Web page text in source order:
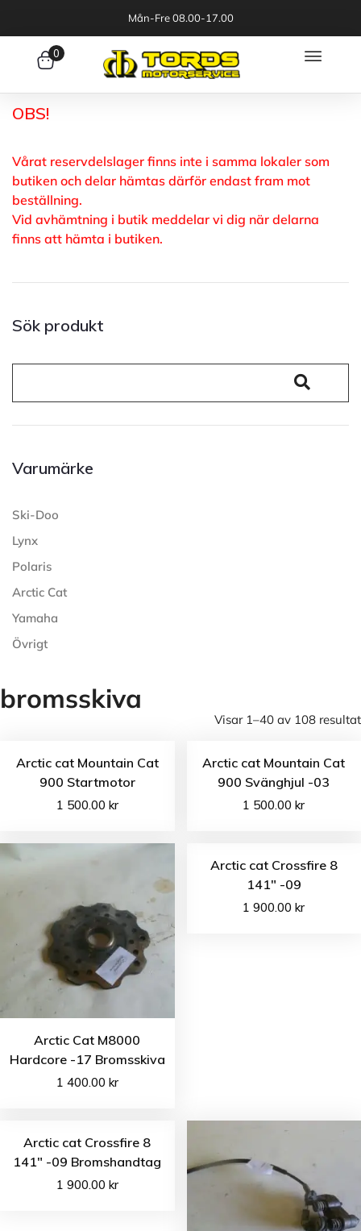
Mån-Fre 08.00-17.00
0
OBS!
Vårat reservdelslager finns inte i samma lokaler som
butiken och delar hämtas därför endast fram mot
beställning.
Vid avhämtning i butik meddelar vi dig när delarna
finns att hämta i butiken.
Sök produkt
Varumärke
Ski-Doo
Lynx
Polaris
Arctic Cat
Yamaha
Övrigt
bromsskiva
Visar 1–40 av 108 resultat
Arctic cat Mountain Cat
900 Startmotor
1 500.00 kr
Arctic cat Mountain Cat
900 Svänghjul -03
1 500.00kr
Arctic Cat M8000
Hardcore -17 Bromsskiva
1 400.00 kr
Arctic cat Crossfire 8
141″ -09
1 900.00kr
Arctic cat Crossfire 8
141″ -09 Bromshandtag
1 900.00 kr